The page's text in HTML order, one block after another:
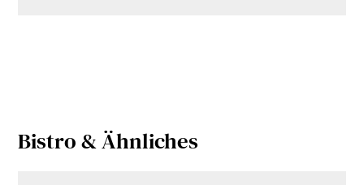
Bistro & Ähnliches